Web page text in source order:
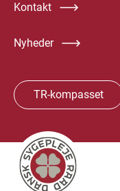
Kontakt
Nyheder
TR-kompasset